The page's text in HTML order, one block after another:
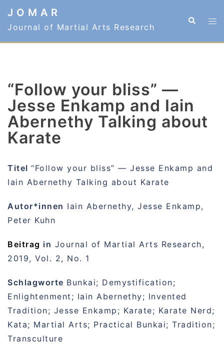
ZumJ O M A R
Journal of Martial Arts Research
Suche
“Follow your bliss” —
Jesse Enkamp and Iain
Abernethy Talking about
Karate
Titel “Follow your bliss” — Jesse Enkamp and
Iain Abernethy Talking about Karate
Autor*innen Iain Abernethy, Jesse Enkamp,
Peter Kuhn
Beitrag in Journal of Martial Arts Research,
2019, Vol. 2, No. 1
Schlagworte Bunkai; Demystification;
Enlightenment; Iain Abernethy; Invented
Tradition; Jesse Enkamp; Karate; Karate Nerd;
Kata; Martial Arts; Practical Bunkai; Tradition;
Transculture